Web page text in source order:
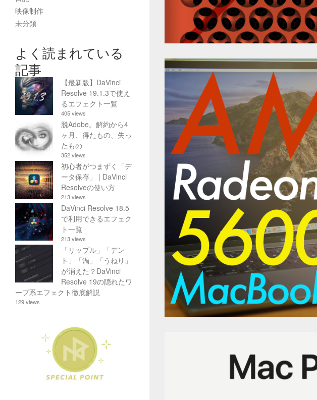
映像制作
未分類
よく読まれている
記事
【最新版】DaVinci
Resolve 19.1.3で使え
るエフェクト一覧
405 views
脱Adobe。解約から4
ヶ月、得たもの、失っ
たもの
352 views
初心者がつまずく「デ
ータ保存」 | DaVinci
Resolveの使い方
213 views
DaVinci Resolve 18.5
で利用できるエフェク
ト一覧
213 views
「リップル」「デン
ト」「渦」「うねり」
が消えた？DaVinci
Resolve 19の隠れたワ
ープ系エフェクト徹底解説
129 views